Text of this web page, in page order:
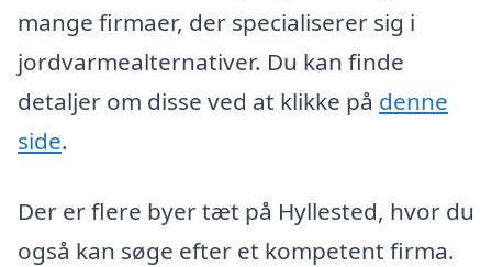
mange firmaer, der specialiserer sig i
jordvarmealternativer. Du kan finde
detaljer om disse ved at klikke på denne
side.
Der er flere byer tæt på Hyllested, hvor du
også kan søge efter et kompetent firma.